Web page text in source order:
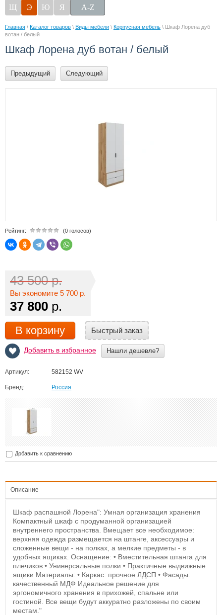
Щ
Э Ю Я A-Z
Главная \ Каталог товаров \ Виды мебели \ Корпусная мебель \ Шкаф Лорена дуб
вотан / белый
Шкаф Лорена дуб вотан / белый
Предыдущий Следующий
Рейтинг: (0 голосов)
43 500 р.
Вы экономите 5 700 р.
37 800 р.
В корзину Быстрый заказ
Добавить в избранное Нашли дешевле?
Артикул: 582152 WV
Бренд: Россия
Добавить к сравнению
Описание
Шкаф распашной Лорена": Умная организация хранения
Компактный шкаф с продуманной организацией
внутреннего пространства. Вмещает все необходимое:
верхняя одежда размещается на штанге, аксессуары и
сложенные вещи - на полках, а мелкие предметы - в
удобных ящиках. Оснащение: • Вместительная штанга для
плечиков • Универсальные полки • Практичные выдвижные
ящики Материалы: • Каркас: прочное ЛДСП • Фасады:
качественный МДФ Идеальное решение для
эргономичного хранения в прихожей, спальне или
гостиной. Все вещи будут аккуратно разложены по своим
местам."